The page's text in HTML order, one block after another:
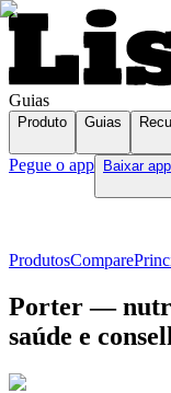
Guias
Produto Guias
Pegue o app Baixar app
ProdutosCompare
Porter —
saúde e